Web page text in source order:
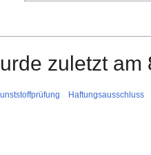
zuletzt
Haftungsausschluss